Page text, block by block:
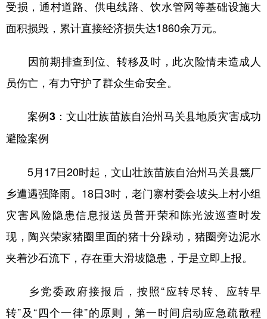
受损，通村道路、供电线路、饮水管网等基础设施大
面积损毁，累计直接经济损失达1860余万元。
因前期排查到位、转移及时，此次险情未造成人
员伤亡，有力守护了群众生命安全。
案例3：文山壮族苗族自治州马关县地质灾害成功
避险案例
5月17日20时起，文山壮族苗族自治州马关县篾厂
乡遭遇强降雨。18日3时，老门寨村委会坡头上村小组
灾害风险隐患信息报送员普开荣和陈光波巡查时发
现，陶兴荣家猪圈里面的猪十分躁动，猪圈旁边泥水
夹着沙石流下，存在重大滑坡隐患，于是立即上报。
乡党委政府接报后，按照“应转尽转、应转早
转”及“四个一律”的原则，第一时间启动应急疏散程